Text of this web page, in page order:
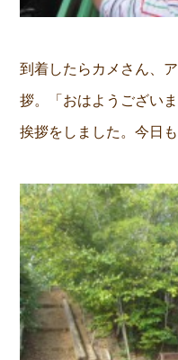
到着したらカメさん、
拶。「おはようござい
挨拶をしました。今日